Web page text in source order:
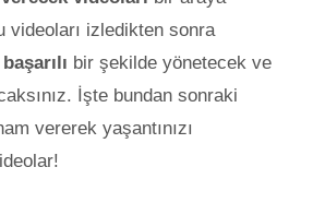
videoları izledikten sonra
başarılı bir şekilde yönetecek ve
İşte bundan sonraki
vererek yaşantınızı